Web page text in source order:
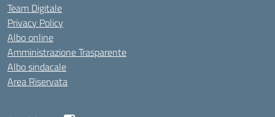
Team Digitale
Privacy Policy
Albo online
Amministrazione Trasparente
Albo sindacale
Area Riservata